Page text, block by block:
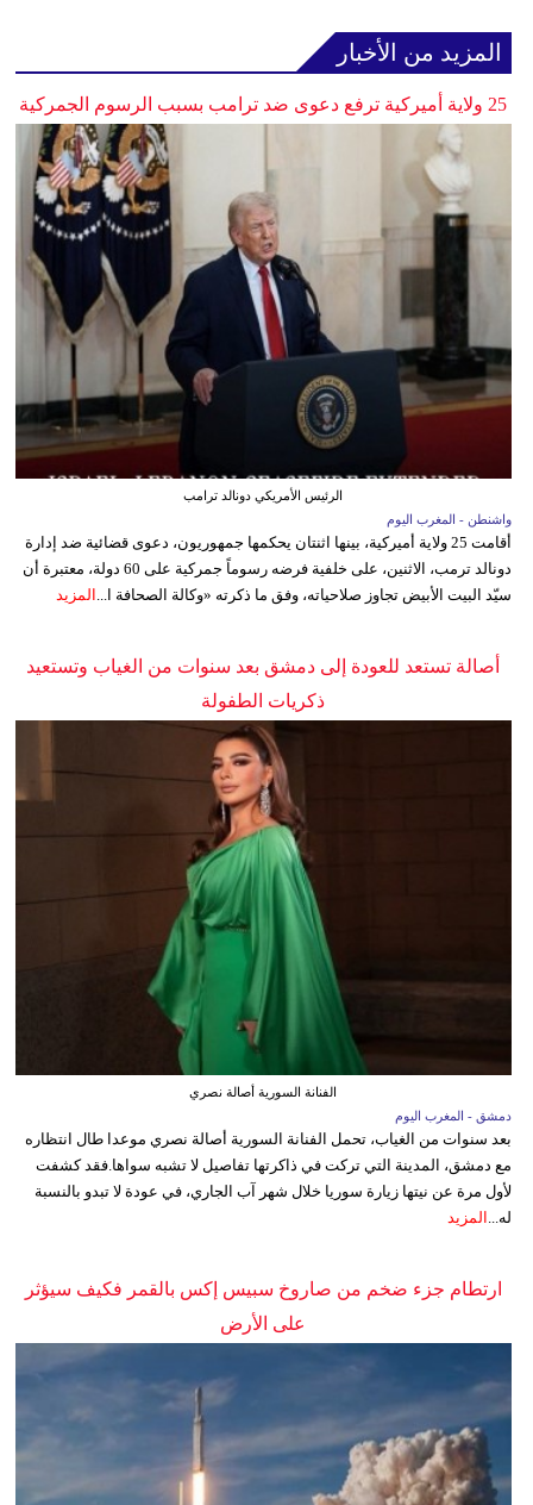
المزيد من الأخبار
25 ولاية أميركية ترفع دعوى ضد ترامب بسبب الرسوم الجمركية
الرئيس الأمريكي دونالد ترامب
واشنطن - المغرب اليوم
أقامت 25 ولاية أميركية، بينها اثنتان يحكمها جمهوريون، دعوى قضائية ضد إدارة
دونالد ترمب، الاثنين، على خلفية فرضه رسوماً جمركية على 60 دولة، معتبرة أن
سيّد البيت الأبيض تجاوز صلاحياته، وفق ما ذكرته «وكالة الصحافة ا... المزيد
أصالة تستعد للعودة إلى دمشق بعد سنوات من الغياب وتستعيد
ذكريات الطفولة
الفنانة السورية أصالة نصري
دمشق - المغرب اليوم
بعد سنوات من الغياب، تحمل الفنانة السورية أصالة نصري موعدا طال انتظاره
مع دمشق، المدينة التي تركت في ذاكرتها تفاصيل لا تشبه سواها.فقد كشفت
لأول مرة عن نيتها زيارة سوريا خلال شهر آب الجاري، في عودة لا تبدو بالنسبة
له...
المزيد
ارتطام جزء ضخم من صاروخ سبيس إكس بالقمر فكيف سيؤثر
على الأرض